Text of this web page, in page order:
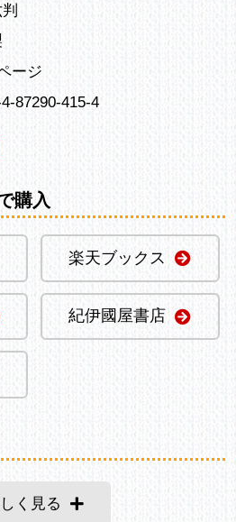
ージ
87290-415-4
購入
楽天ブックス
紀伊國屋書店
く見る